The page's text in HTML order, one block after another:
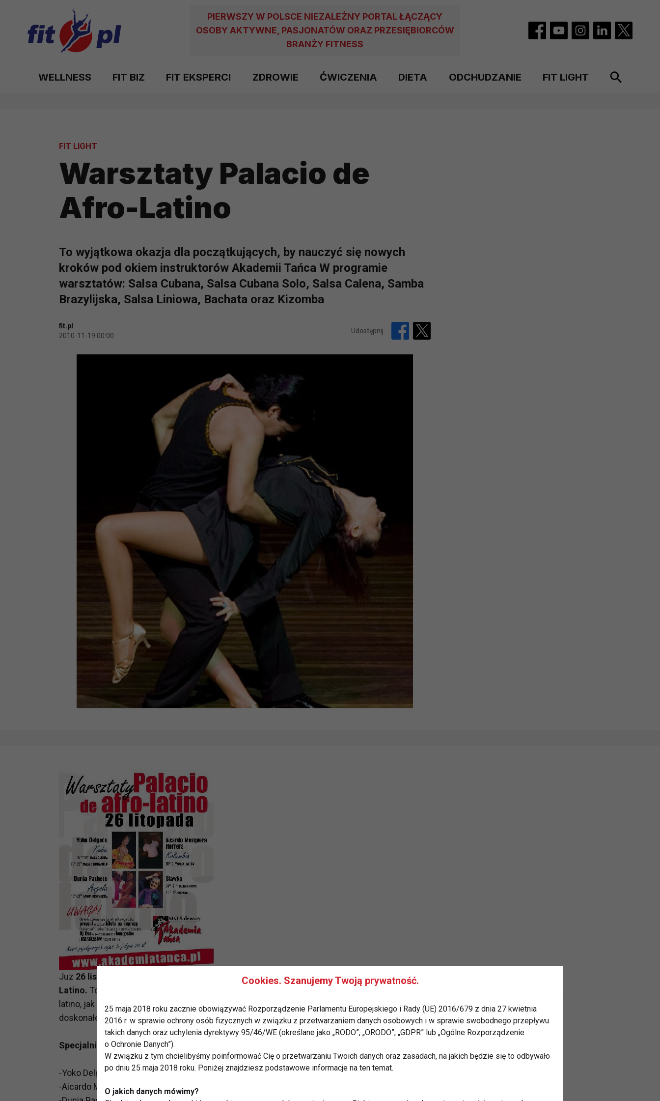
PIERWSZY W POLSCE NIEZALEŻNY PORTAL ŁĄCZĄCY
OSOBY AKTYWNE, PASJONATÓW ORAZ PRZESIĘBIORCÓW
BRANŻY FITNESS
WELLNESS FIT BIZ FIT EKSPERCI ZDROWIE ĆWICZENIA DIETA ODCHUDZANIE FIT LIGHT
FIT LIGHT
Warsztaty Palacio de
Afro-Latino
To wyjątkowa okazja dla początkujących, by nauczyć się nowych
kroków pod okiem instruktorów Akademii Tańca W programie
warsztatów: Salsa Cubana, Salsa Cubana Solo, Salsa Calena, Samba
Brazylijska, Salsa Liniowa, Bachata oraz Kizomba
fit.pl
2010-11-19 00:00
Udostępnij
Juz 26 listopada (piątek) w Warszawie odbędą się wyjątkowe warsztatyPalacio de Afro-
Latino. To zajęcia dla wszystkich, którzy chcą postawić pierwsze kroki
latino, jak również tych, którzy chcieliby spróbować nowego stylu. Kursy to gwarancja
doskonałej zabawy, a zarazem nauki na najwyższym poziomie.
Specjalnie z tej okazji zajęcia poprowadzą:
-Yoko Delgado – Kuba
-Aicardo Mosquera Herrera – Kolumbia
Cookies. Szanujemy Twoją prywatność.
25 maja 2018 roku zacznie obowiązywać Rozporządzenie Parlamentu Europejskiego i Rady (UE) 2016/679 z dnia 27 kwietnia
2016 r. w sprawie ochrony osób fizycznych w związku z przetwarzaniem danych osobowych i w sprawie swobodnego przepływu
takich danych oraz uchylenia dyrektywy 95/46/WE (określane jako „RODO”, „ORODO”, „GDPR” lub „Ogólne Rozporządzenie
o Ochronie Danych”).
W związku z tym chcielibyśmy poinformować Cię o przetwarzaniu Twoich danych oraz zasadach, na jakich będzie się to odbywało
po dniu 25 maja 2018 roku. Poniżej znajdziesz podstawowe informacje na ten temat.
O jakich danych mówimy?